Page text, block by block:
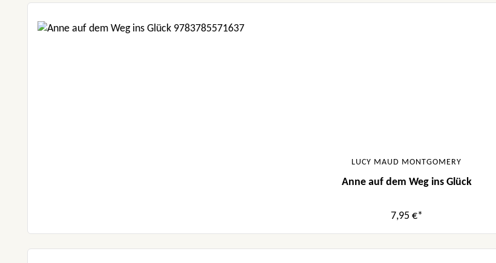
LUCY MAUD MONTGOMERY
Anne auf dem Weg ins Glück
7,95 €*